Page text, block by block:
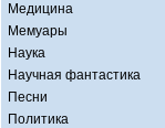
Медицина
Мемуары
Наука
Научная фантастика
Песни
Политика